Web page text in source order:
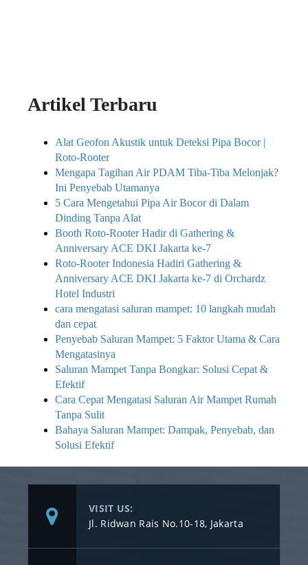
Artikel Terbaru
Alat Geofon Akustik untuk Deteksi Pipa Bocor |
Roto-Rooter
Mengapa Tagihan Air PDAM Tiba-Tiba Melonjak?
Ini Penyebab Utamanya
5 Cara Mengetahui Pipa Air Bocor di Dalam
Dinding Tanpa Alat
Booth Roto-Rooter Hadir di Gathering &
Anniversary ACE DKI Jakarta ke-7
Roto-Rooter Indonesia Hadiri Gathering &
Anniversary ACE DKI Jakarta ke-7 di Orchardz
Hotel Industri
cara mengatasi saluran mampet: 10 langkah mudah
dan cepat
Penyebab Saluran Mampet: 5 Faktor Utama & Cara
Mengatasinya
Saluran Mampet Tanpa Bongkar: Solusi Cepat &
Efektif
Cara Cepat Mengatasi Saluran Air Mampet Rumah
Tanpa Sulit
Bahaya Saluran Mampet: Dampak, Penyebab, dan
Solusi Efektif
VISIT US:
Jl. Ridwan Rais No.10-18, Jakarta